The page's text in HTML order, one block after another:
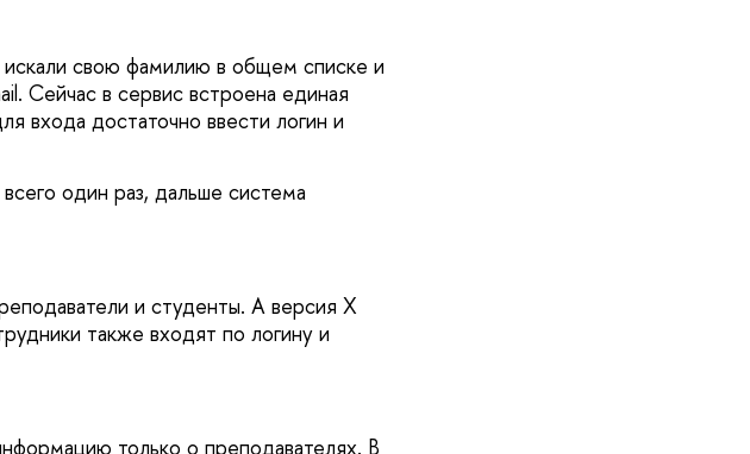
искали свою фамилию в общем списке и
Сейчас в сервис встроена единая
входа достаточно ввести логин и
один раз, дальше система
и студенты. А версия X
также входят по логину и
только о преподавателях. В